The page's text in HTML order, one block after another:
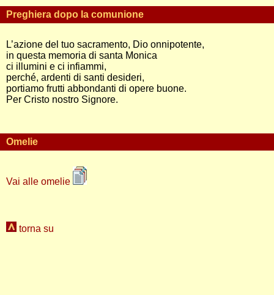
Preghiera dopo la comunione
L’azione del tuo sacramento, Dio onnipotente,
in questa memoria di santa Monica
ci illumini e ci infiammi,
perché, ardenti di santi desideri,
portiamo frutti abbondanti di opere buone.
Per Cristo nostro Signore.
Omelie
Vai alle omelie
torna su